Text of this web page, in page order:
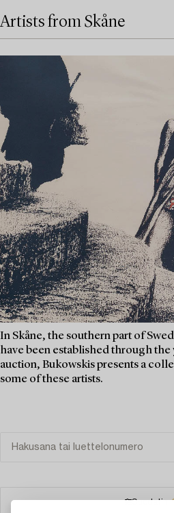
Artists from Skåne
In Skåne, the southern part of
have been established through the
auction, Bukowskis presents a
some of these artists.
Suodatin